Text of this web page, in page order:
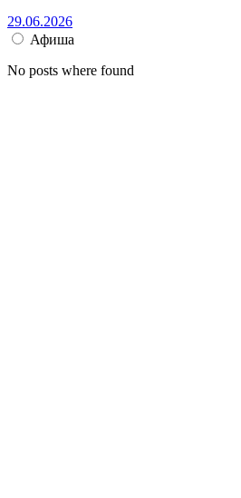
29.06.2026
Афиша
No posts where found